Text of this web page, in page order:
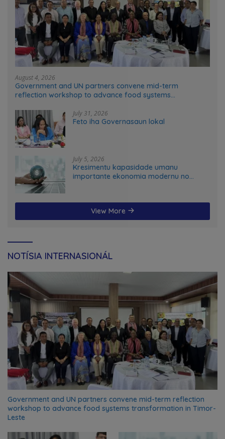
August 4, 2026
Government and UN partners convene mid-term
reflection workshop to advance food systems
July 31, 2026
Feto iha Governasaun lokal
July 5, 2026
Kresimentu kapasidade umanu
importante ekonomia modernu no
View More
NOTÍSIA INTERNASIONÁL
Government and UN partners convene mid-term reflection
workshop to advance food systems transformation in Timor-
Leste